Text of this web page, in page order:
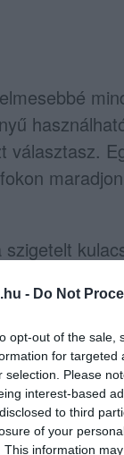
- Do Not
opt-out of the sale,
for targeted
selection. Please
interest-based
to third
of your
This information
választasz.
azzal a
Diszkontnál
is